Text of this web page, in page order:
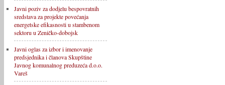
Javni poziv za dodjelu bespovratnih
sredstava za projekte povećanja
energetske efikasnosti u stambenom
sektoru u Zeničko-dobojsk
Javni oglas za izbor i imenovanje
predsjednika i članova Skupštine
Javnog komunalnog preduzeća d.o.o.
Vareš